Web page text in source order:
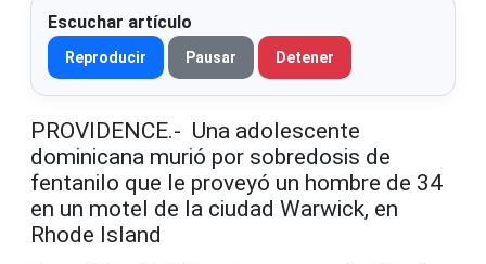
Escuchar artículo
Reproducir Pausar Detener
PROVIDENCE.- Una adolescente
dominicana murió por sobredosis de
fentanilo que le proveyó un hombre de 34
en un motel de la ciudad Warwick, en
Rhode Island